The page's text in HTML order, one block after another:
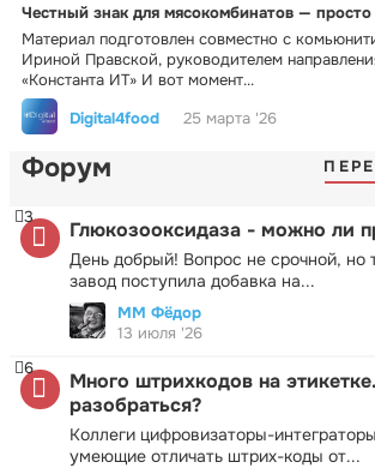
Честный знак для мясокомбинатов —
Материал подготовлен совместно с
Ириной Правской, руководителем
«Константа ИТ» И вот момент...
Digital4food
25 марта '26
Форум
Глюкозооксидаза - можно ли
День добрый! Вопрос не срочной, но
завод поступила добавка на...
3
ММ Фёдор
13 июля '26
Много штрихкодов на
разобраться?
Коллеги цифровизаторы-
умеющие отличать штрих-коды от...
6